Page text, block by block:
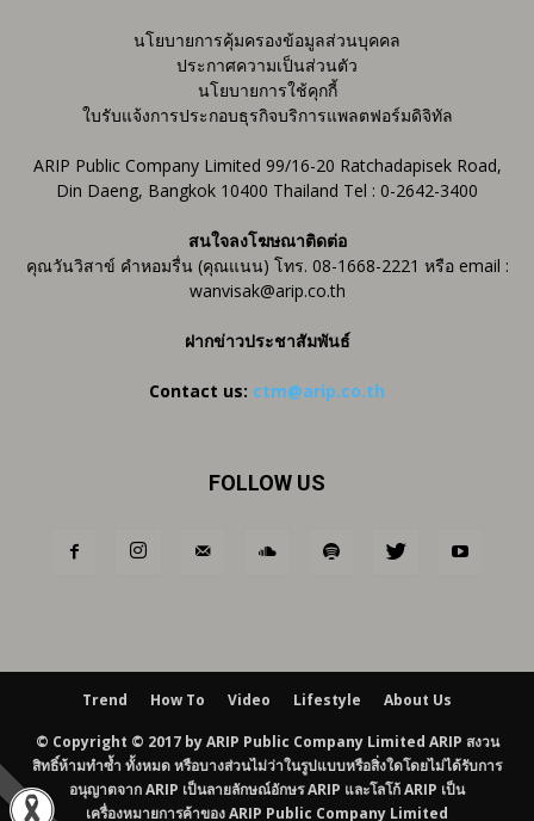
นโยบายการคุ้มครองข้อมูลส่วนบุคคล
ประกาศความเป็นส่วนตัว
นโยบายการใช้คุกกี้
ใบรับแจ้งการประกอบธุรกิจบริการแพลตฟอร์มดิจิทัล
ARIP Public Company Limited 99/16-20 Ratchadapisek Road,
Din Daeng, Bangkok 10400 Thailand Tel : 0-2642-3400
สนใจลงโฆษณาติดต่อ
คุณวันวิสาข์ คำหอมรื่น (คุณแนน) โทร. 08-1668-2221 หรือ email :
wanvisak@arip.co.th
ฝากข่าวประชาสัมพันธ์
Contact us: ctm@arip.co.th
FOLLOW US
Trend How To Video Lifestyle About Us
© Copyright © 2017 by ARIP Public Company Limited ARIP สงวน
สิทธิ์ห้ามทำซ้ำ ทั้งหมด หรือบางส่วนไม่ว่าในรูปแบบหรือสิ่งใดโดยไม่ได้รับการ
อนุญาตจาก ARIP เป็นลายลักษณ์อักษร ARIP และโลโก้ ARIP เป็น
เครื่องหมายการค้าของ ARIP Public Company Limited